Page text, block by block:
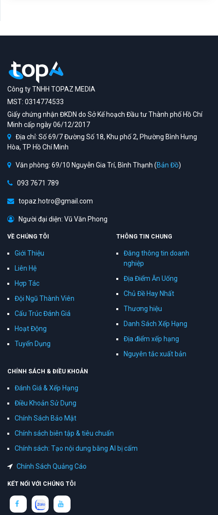
Công ty TNHH TOPAZ MEDIA
MST: 0314774533
Giấy chứng nhận ĐKDN do Sở Kế hoạch Đầu tư Thành phố Hồ Chí
Minh cấp ngày 06/12/2017
Địa chỉ: Số 69/7 Đường Số 18, Khu phố 2, Phường Bình Hưng
Hòa, TP Hồ Chí Minh
Văn phòng: 69/10 Nguyễn Gia Trí, Bình Thạnh (Bản Đồ)
093 7671 789
topaz.hotro@gmail.com
Người đại diện: Vũ Văn Phong
VỀ CHÚNG TÔI
Giới Thiệu
Liên Hệ
Hợp Tác
Đội Ngũ Thành Viên
Cấu Trúc Đánh Giá
Hoạt Động
Tuyển Dụng
THÔNG TIN CHUNG
Đăng thông tin doanh
nghiệp
Địa Điểm Ăn Uống
Chủ Đề Hay Nhất
Thương hiệu
Danh Sách Xếp Hạng
Địa điểm xếp hạng
Nguyên tắc xuất bản
CHÍNH SÁCH & ĐIỀU KHOẢN
Đánh Giá & Xếp Hạng
Điều Khoản Sử Dụng
Chính Sách Bảo Mật
Chính sách biên tập & tiêu chuẩn
Chính sách: Tạo nội dung bằng AI bị cấm
Chính Sách Quảng Cáo
KẾT NỐI VỚI CHÚNG TÔI